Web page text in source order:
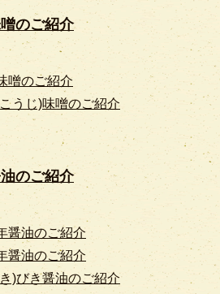
のご紹介
噌のご紹介
うじ)味噌のご紹介
のご紹介
醤油のご紹介
醤油のご紹介
)びき醤油のご紹介